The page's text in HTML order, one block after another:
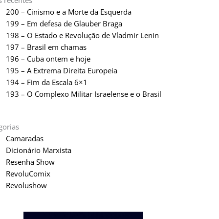
200 – Cinismo e a Morte da Esquerda
199 – Em defesa de Glauber Braga
198 – O Estado e Revolução de Vladmir Lenin
197 – Brasil em chamas
196 – Cuba ontem e hoje
195 – A Extrema Direita Europeia
194 – Fim da Escala 6×1
193 – O Complexo Militar Israelense e o Brasil
Camaradas
Dicionário Marxista
Resenha Show
RevoluComix
Revolushow